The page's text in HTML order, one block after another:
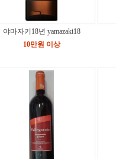
야마자키18년 yamazaki18
10만원 이상